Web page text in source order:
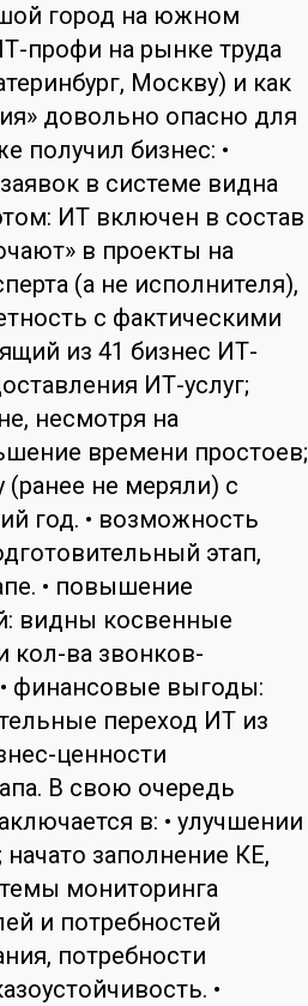
город на южном
профи на рынке труда
Москву) и как
довольно опасно для
получил бизнес: •
в системе видна
ИТ включен в состав
в проекты на
(а не исполнителя),
с фактическими
из 41 бизнес ИТ-
ИТ-услуг;
несмотря на
времени простоев;
(ранее не меряли) с
год. • возможность
этап,
• повышение
видны косвенные
кол-ва звонков-
финансовые выгоды:
переход ИТ из
ценности
В свою очередь
в: • улучшении
заполнение КЕ,
мониторинга
и потребностей
потребности
•